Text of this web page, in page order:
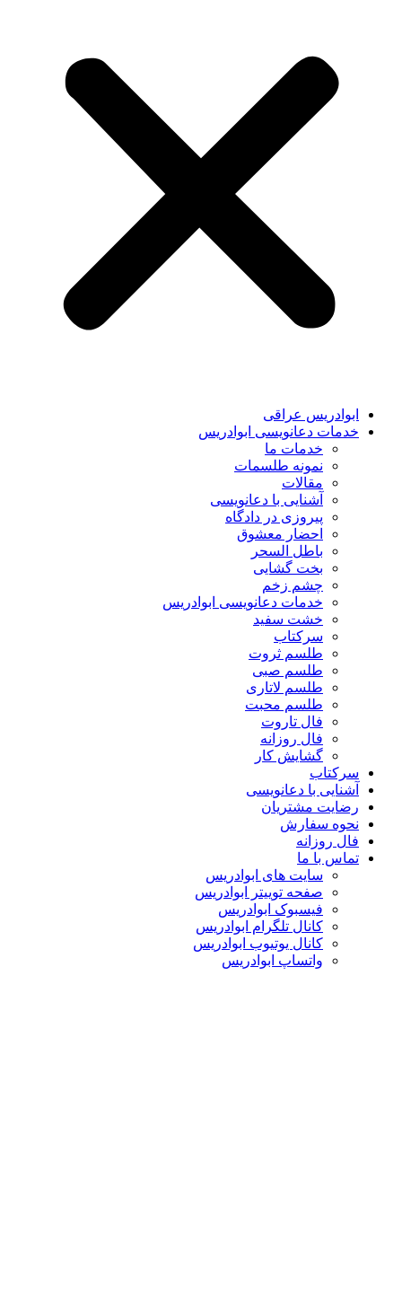
ابوادریس عراقی
خدمات دعانویسی ابوادریس
خدمات ما
نمونه طلسمات
مقالات
آشنایی با دعانویسی
پیروزی در دادگاه
احضار معشوق
باطل السحر
بخت گشایی
چشم زخم
خدمات دعانویسی ابوادریس
خشت سفید
سرکتاب
طلسم ثروت
طلسم صبی
طلسم لاتاری
طلسم محبت
فال تاروت
فال روزانه
گشایش کار
سرکتاب
آشنایی با دعانویسی
رضایت مشتریان
نحوه سفارش
فال روزانه
تماس با ما
سایت های ابوادریس
صفحه توییتر ابوادریس
فیسبوک ابوادریس
کانال تلگرام ابوادریس
کانال یوتیوب ابوادریس
واتساپ ابوادریس